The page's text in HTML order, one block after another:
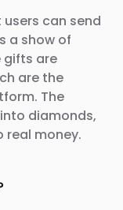
can send
a show of
gifts are
are the
The
diamonds,
real money.